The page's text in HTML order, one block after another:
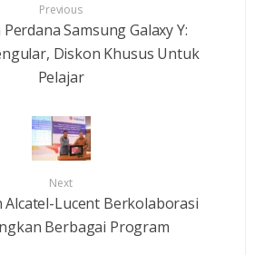
Previous
Samsung Galaxy Y:
Diskon Khusus Untuk
Pelajar
Next
Alcatel-Lucent Berkolaborasi
Berbagai Program